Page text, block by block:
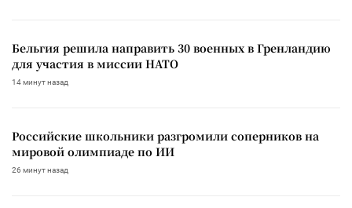
Бельгия решила направить 30 военных в Гренландию
для участия в миссии НАТО
14 минут назад
Российские школьники разгромили соперников на
мировой олимпиаде по ИИ
26 минут назад